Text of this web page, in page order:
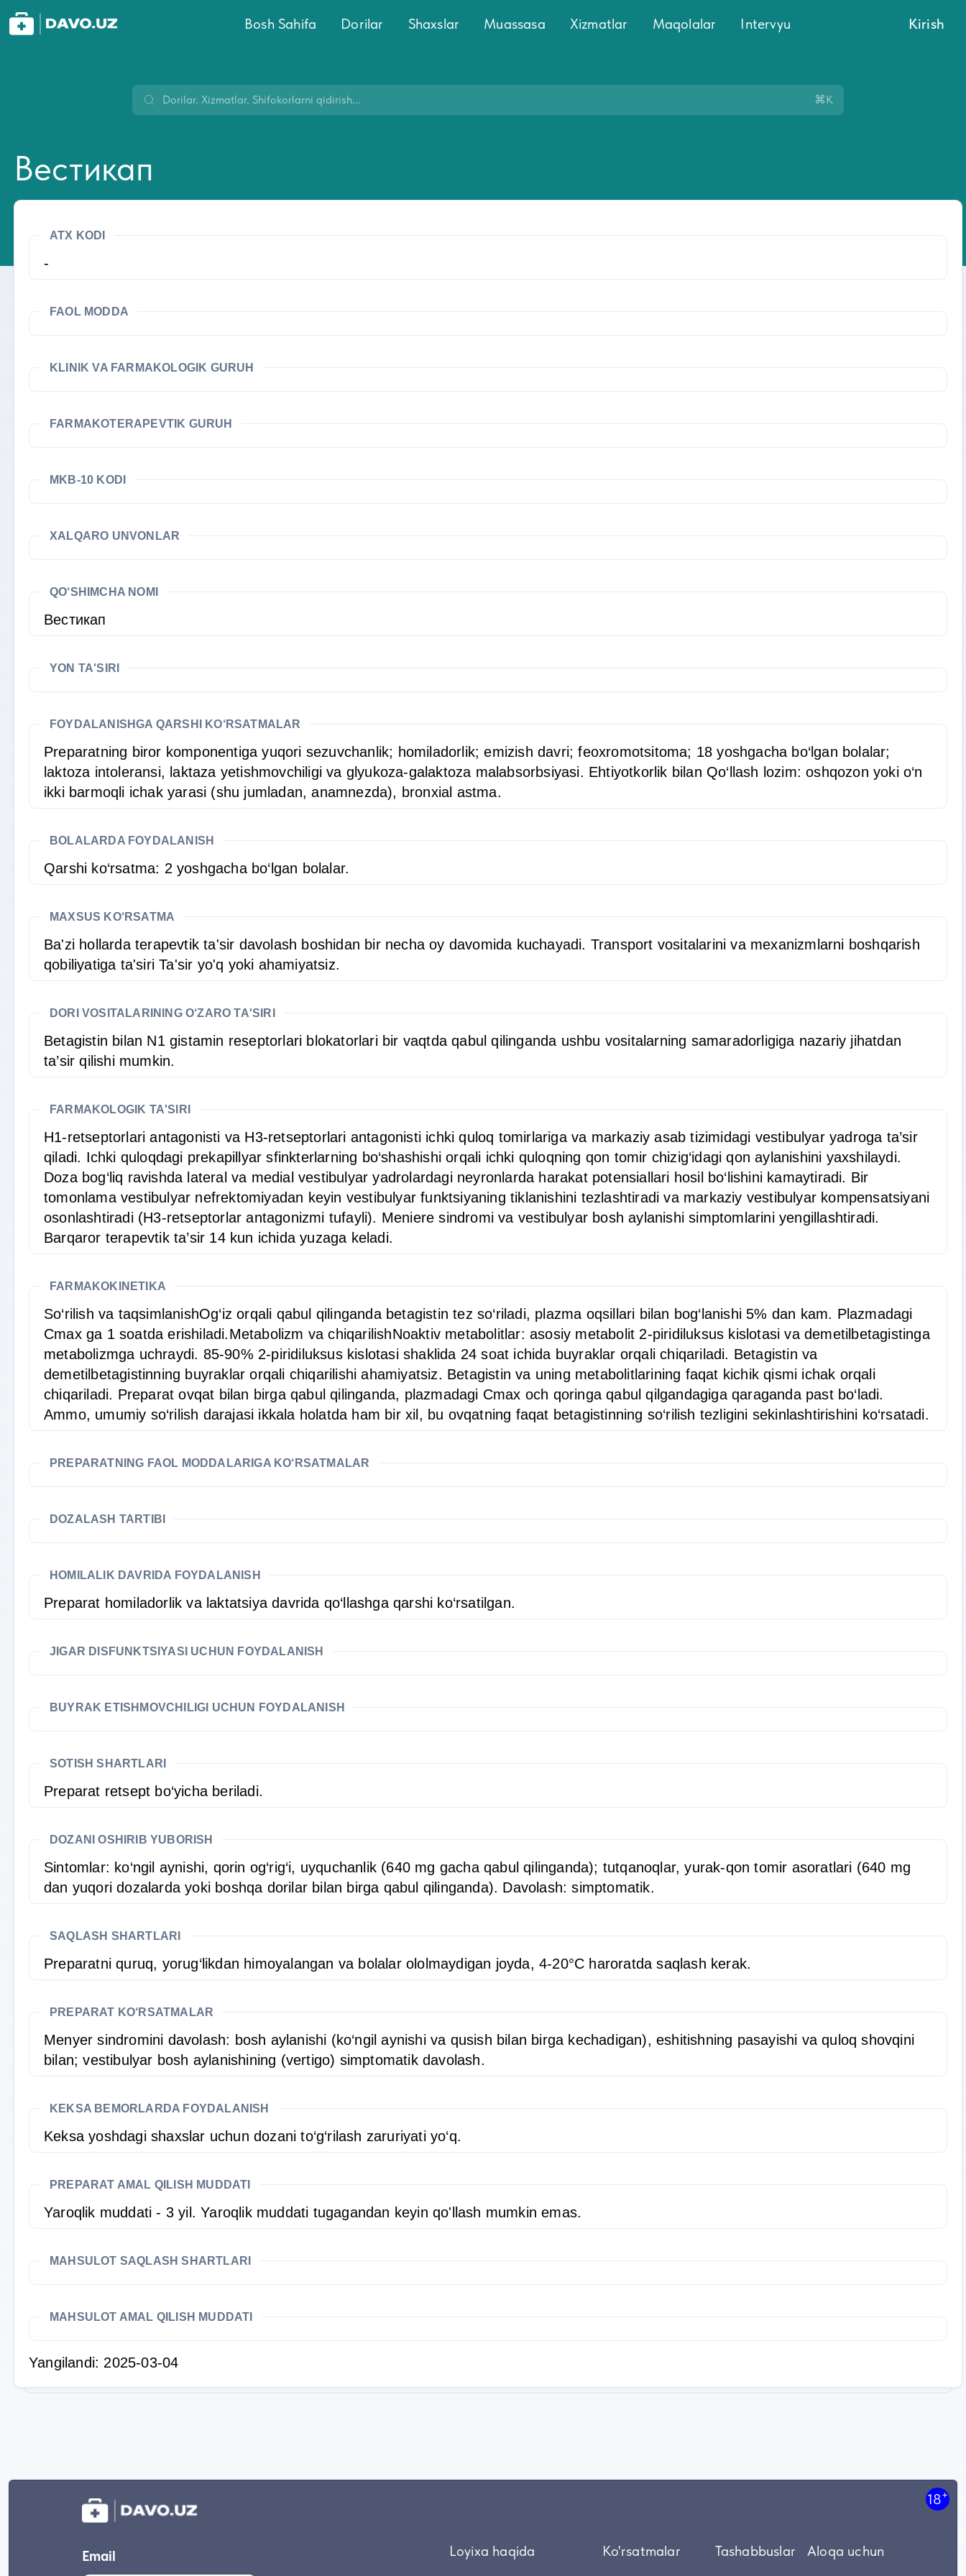
Bosh Sahifa Dorilar Shaxslar Muassasa Xizmatlar Maqolalar Intervyu Kirish
⌘K
Вестикап
ATX KODI
-
FAOL MODDA
KLINIK VA FARMAKOLOGIK GURUH
FARMAKOTERAPEVTIK GURUH
MKB-10 KODI
XALQARO UNVONLAR
QO‘SHIMCHA NOMI
Вестикап
YON TA'SIRI
FOYDALANISHGA QARSHI KO‘RSATMALAR
Preparatning biror komponentiga yuqori sezuvchanlik; homiladorlik; emizish davri; feoxromotsitoma; 18 yoshgacha bo‘lgan bolalar;
laktoza intoleransi, laktaza yetishmovchiligi va glyukoza-galaktoza malabsorbsiyasi. Ehtiyotkorlik bilan Qo‘llash lozim: oshqozon yoki o‘n
ikki barmoqli ichak yarasi (shu jumladan, anamnezda), bronxial astma.
BOLALARDA FOYDALANISH
Qarshi ko‘rsatma: 2 yoshgacha bo‘lgan bolalar.
MAXSUS KO‘RSATMA
Ba'zi hollarda terapevtik ta'sir davolash boshidan bir necha oy davomida kuchayadi. Transport vositalarini va mexanizmlarni boshqarish
qobiliyatiga ta'siri Ta'sir yo'q yoki ahamiyatsiz.
DORI VOSITALARINING O‘ZARO TA'SIRI
Betagistin bilan N1 gistamin reseptorlari blokatorlari bir vaqtda qabul qilinganda ushbu vositalarning samaradorligiga nazariy jihatdan
ta’sir qilishi mumkin.
FARMAKOLOGIK TA'SIRI
H1-retseptorlari antagonisti va H3-retseptorlari antagonisti ichki quloq tomirlariga va markaziy asab tizimidagi vestibulyar yadroga ta’sir
qiladi. Ichki quloqdagi prekapillyar sfinkterlarning bo‘shashishi orqali ichki quloqning qon tomir chizig‘idagi qon aylanishini yaxshilaydi.
Doza bog‘liq ravishda lateral va medial vestibulyar yadrolardagi neyronlarda harakat potensiallari hosil bo‘lishini kamaytiradi. Bir
tomonlama vestibulyar nefrektomiyadan keyin vestibulyar funktsiyaning tiklanishini tezlashtiradi va markaziy vestibulyar kompensatsiyani
osonlashtiradi (H3-retseptorlar antagonizmi tufayli). Meniere sindromi va vestibulyar bosh aylanishi simptomlarini yengillashtiradi.
Barqaror terapevtik ta’sir 14 kun ichida yuzaga keladi.
FARMAKOKINETIKA
So‘rilish va taqsimlanishOg‘iz orqali qabul qilinganda betagistin tez so‘riladi, plazma oqsillari bilan bog‘lanishi 5% dan kam. Plazmadagi
Cmax ga 1 soatda erishiladi.Metabolizm va chiqarilishNoaktiv metabolitlar: asosiy metabolit 2-piridiluksus kislotasi va demetilbetagistinga
metabolizmga uchraydi. 85-90% 2-piridiluksus kislotasi shaklida 24 soat ichida buyraklar orqali chiqariladi. Betagistin va
demetilbetagistinning buyraklar orqali chiqarilishi ahamiyatsiz. Betagistin va uning metabolitlarining faqat kichik qismi ichak orqali
chiqariladi. Preparat ovqat bilan birga qabul qilinganda, plazmadagi Cmax och qoringa qabul qilgandagiga qaraganda past bo‘ladi.
Ammo, umumiy so‘rilish darajasi ikkala holatda ham bir xil, bu ovqatning faqat betagistinning so‘rilish tezligini sekinlashtirishini ko‘rsatadi.
PREPARATNING FAOL MODDALARIGA KO‘RSATMALAR
DOZALASH TARTIBI
HOMILALIK DAVRIDA FOYDALANISH
Preparat homiladorlik va laktatsiya davrida qo‘llashga qarshi ko‘rsatilgan.
JIGAR DISFUNKTSIYASI UCHUN FOYDALANISH
BUYRAK ETISHMOVCHILIGI UCHUN FOYDALANISH
SOTISH SHARTLARI
Preparat retsept bo‘yicha beriladi.
DOZANI OSHIRIB YUBORISH
Sintomlar: ko‘ngil aynishi, qorin og‘rig‘i, uyquchanlik (640 mg gacha qabul qilinganda); tutqanoqlar, yurak-qon tomir asoratlari (640 mg
dan yuqori dozalarda yoki boshqa dorilar bilan birga qabul qilinganda). Davolash: simptomatik.
SAQLASH SHARTLARI
Preparatni quruq, yorug‘likdan himoyalangan va bolalar ololmaydigan joyda, 4-20°C haroratda saqlash kerak.
PREPARAT KO‘RSATMALAR
Menyer sindromini davolash: bosh aylanishi (ko‘ngil aynishi va qusish bilan birga kechadigan), eshitishning pasayishi va quloq shovqini
bilan; vestibulyar bosh aylanishining (vertigo) simptomatik davolash.
KEKSA BEMORLARDA FOYDALANISH
Keksa yoshdagi shaxslar uchun dozani to‘g‘rilash zaruriyati yo‘q.
PREPARAT AMAL QILISH MUDDATI
Yaroqlik muddati - 3 yil. Yaroqlik muddati tugagandan keyin qo'llash mumkin emas.
MAHSULOT SAQLASH SHARTLARI
MAHSULOT AMAL QILISH MUDDATI
Yangilandi: 2025-03-04
18+
Email Loyixa haqida Ko'rsatmalar Tashabbuslar Aloqa uchun